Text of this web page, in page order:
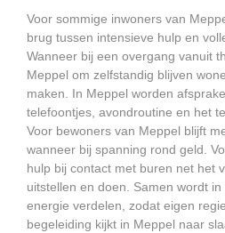
Voor sommige inwoners van
brug tussen intensieve hulp en
Wanneer bij een overgang vanuit
Meppel om zelfstandig blijven
maken. In Meppel worden
telefoontjes, avondroutine en het
Voor bewoners van Meppel blijft
wanneer bij spanning rond geld.
hulp bij contact met buren net het
uitstellen en doen. Samen wordt
energie verdelen, zodat eigen
begeleiding kijkt in Meppel naar